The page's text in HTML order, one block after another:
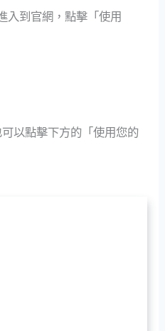
入到官網，點擊「使用
以點擊下方的「使用您的